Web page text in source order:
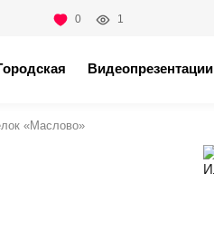
0 1
Видеопрезентации
«Маслово»